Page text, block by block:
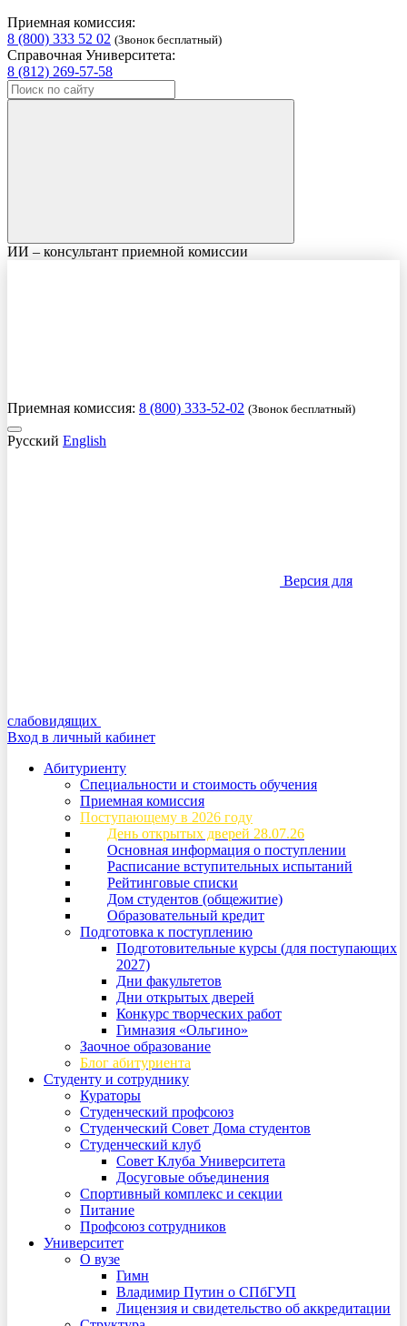
Приемная комиссия:
8 (800) 333 52 02 (Звонок бесплатный)
Справочная Университета:
8 (812) 269-57-58
ИИ – консультант приемной комиссии
Приемная комиссия: 8 (800) 333-52-02 (Звонок бесплатный)
Русский English
Версия для
слабовидящих
Вход в личный кабинет
Абитуриенту
Специальности и стоимость обучения
Приемная комиссия
Поступающему в 2026 году
День открытых дверей 28.07.26
Основная информация о поступлении
Расписание вступительных испытаний
Рейтинговые списки
Дом студентов (общежитие)
Образовательный кредит
Подготовка к поступлению
Подготовительные курсы (для поступающих
2027)
Дни факультетов
Дни открытых дверей
Конкурс творческих работ
Гимназия «Ольгино»
Заочное образование
Блог абитуриента
Студенту и сотруднику
Кураторы
Студенческий профсоюз
Студенческий Совет Дома студентов
Студенческий клуб
Совет Клуба Университета
Досуговые объединения
Спортивный комплекс и секции
Питание
Профсоюз сотрудников
Университет
О вузе
Гимн
Владимир Путин о СПбГУП
Лицензия и свидетельство об аккредитации